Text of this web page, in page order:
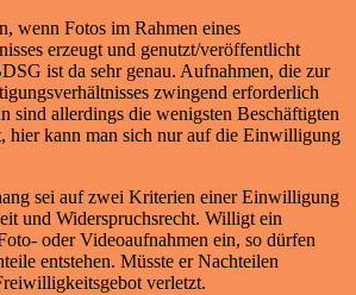
wenn Fotos im Rahmen eines
erzeugt und genutzt/veröffentlicht
ist da sehr genau. Aufnahmen, die zur
zwingend erforderlich
sind allerdings die wenigsten Beschäftigten
hier kann man sich nur auf die Einwilligung
sei auf zwei Kriterien einer Einwilligung
und Widerspruchsrecht. Willigt ein
oder Videoaufnahmen ein, so dürfen
entstehen. Müsste er Nachteilen
verletzt.